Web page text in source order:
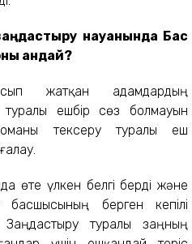
науқанында Бас
қандай?
жатқан адамдардың
туралы ешбір сөз болмауын
тексеру туралы еш
өте үлкен белгі берді және
берген кепілі
Заңдастыру туралы заңның